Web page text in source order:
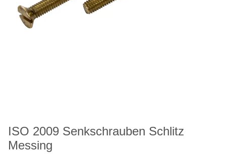
ISO 2009 Senkschrauben Schlitz
Messing